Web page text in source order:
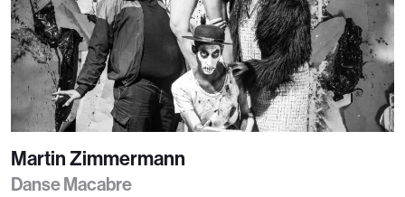
Martin Zimmermann
Danse Macabre